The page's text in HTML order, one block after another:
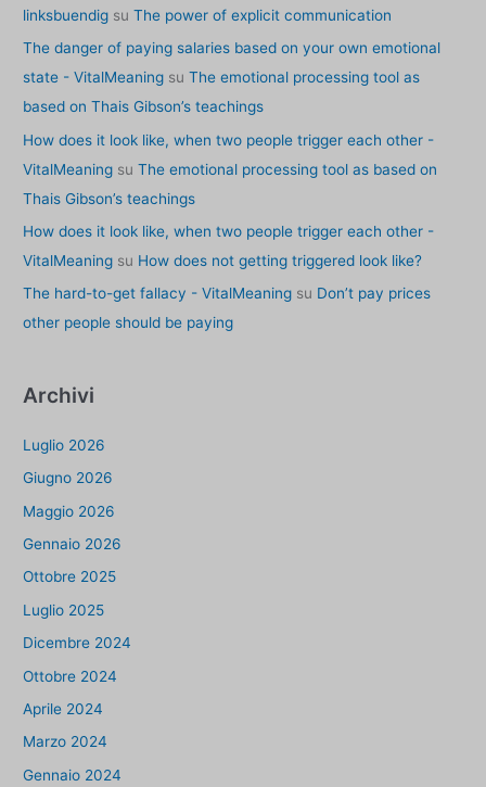
linksbuendig suThe power of explicit communication
The danger of paying salaries based on your own emotional
state - VitalMeaning suThe emotional processing tool as
based on Thais Gibson’s teachings
How does it look like, when two people trigger each other -
VitalMeaning suThe emotional processing tool as based on
Thais Gibson’s teachings
How does it look like, when two people trigger each other -
VitalMeaning su How does not getting triggered look like?
The hard-to-get fallacy - VitalMeaning su Don’t pay prices
other people should be paying
Archivi
Luglio 2026
Giugno 2026
Maggio 2026
Gennaio 2026
Ottobre 2025
Luglio 2025
Dicembre 2024
Ottobre 2024
Aprile 2024
Marzo 2024
Gennaio 2024